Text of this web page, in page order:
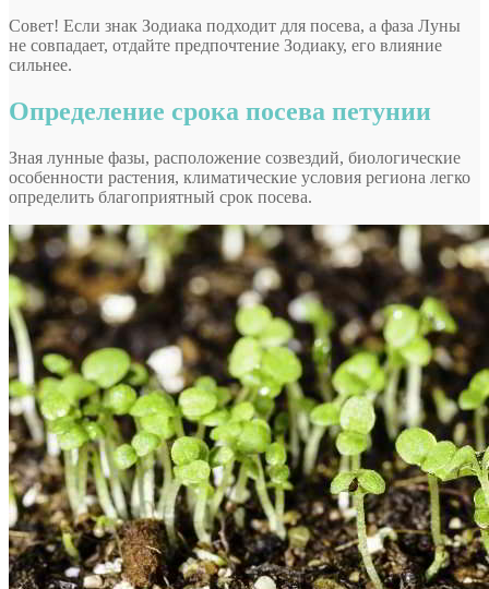
Совет! Если знак Зодиака подходит для посева, а фаза Луны
не совпадает, отдайте предпочтение Зодиаку, его влияние
сильнее.
Определение срока посева петунии
Зная лунные фазы, расположение созвездий, биологические
особенности растения, климатические условия региона легко
определить благоприятный срок посева.